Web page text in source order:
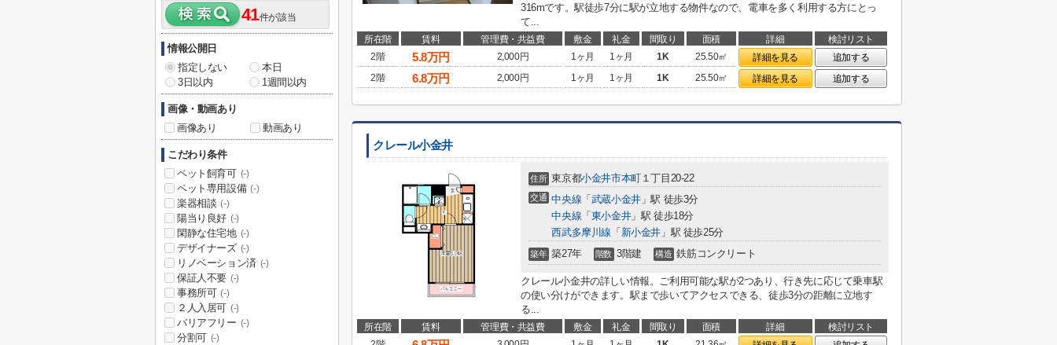
316mです。駅徒歩7分に駅が立地する物件なので、電車を多く利用する方にとっ
て...
所在階 賃料 管理費・共益費 敷金 礼金 間取り 面積 詳細
検討リスト
2階
5.8万円 2,000円 1ヶ月 1ヶ月 1K 25.50㎡ 詳細を見る
追加する
2階
6.8万円 2,000円 1ヶ月 1ヶ月 1K 25.50㎡ 詳細を見る 追加する
クレール小金井
住所 東京都小金井市本町１丁目20-22
交通 中央線 「 武蔵小金井」駅 徒歩3分
中央線 「 東小金井」駅 徒歩18分
西武多摩川線 「 新小金井 」駅 徒歩25分
築年 築27年 階数 3階建 構造 鉄筋コンクリート
クレール小金井の詳しい情報。ご利用可能な駅が2つあり、行き先に応じて乗車駅
の使い分けができます。駅まで歩いてアクセスできる、徒歩3分の距離に立地す
る...
所在階 賃料 管理費・共益費 敷金 礼金 間取り 面積 詳細
検討リスト
41件が該当
情報公開日
指定しない
本日
3日以内
1週間以内
画像・動画あり
画像あり
動画あり
こだわり条件
ペット飼育可 (-)
ペット専用設備 (-)
楽器相談 (-)
陽当り良好 (-)
閑静な住宅地 (-)
デザイナーズ (-)
リノベーション済 (-)
保証人不要 (-)
事務所可 (-)
２人入居可 (-)
バリアフリー (-)
分割可 (-)